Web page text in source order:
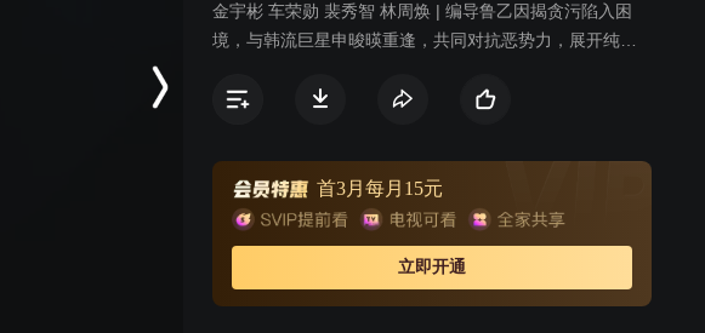
金宇彬 车荣勋 裴秀智 林周焕 | 编导鲁乙因揭贪污陷入困
境，与韩流巨星申晙暎重逢，共同对抗恶势力，展开纯美
首3月每月15元
立即开通